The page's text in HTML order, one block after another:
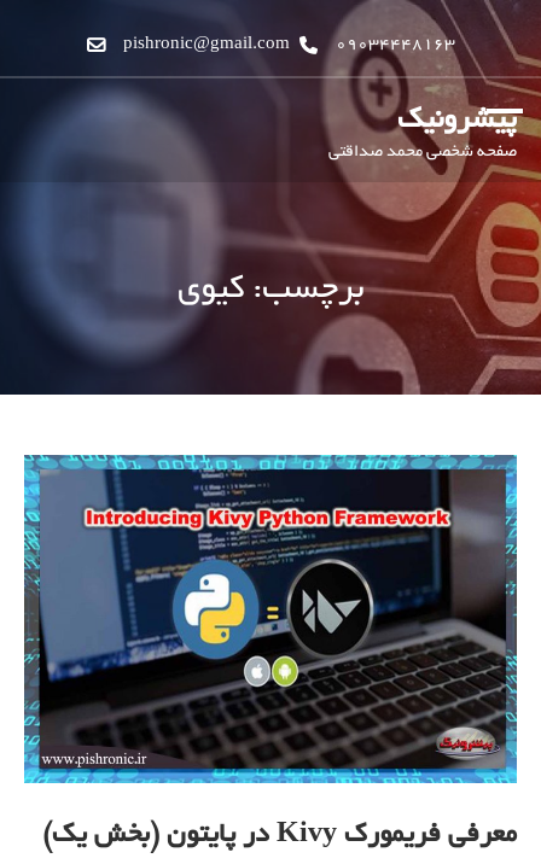
09034448163
pishronic@gmail.com
پیشرونیک
صفحه شخصی محمد صداقتی
برچسب:کیوی
معرفی فریمورک Kivy در پایتون (بخش یک)